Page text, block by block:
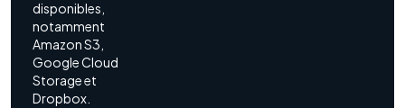
disponibles,
notamment
Amazon S3,
Google Cloud
Storage et
Dropbox.